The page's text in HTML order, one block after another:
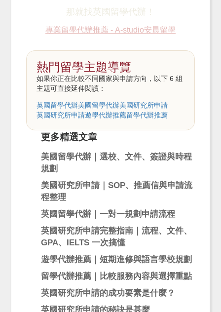
那就找 英國留學代辦 ！
專業留學代辦推薦 - A-studio安晨留學
熱門留學主題導覽
如果你正在比較不同國家與申請方向，以下 6 組
主題可直接延伸閱讀：
英國留學代辦美國留學代辦美國研究所申請
英國研究所申請遊學代辦推薦留學代辦推薦
更多精選文章
美國留學代辦｜選校、文件、簽證與時程
規劃
美國研究所申請｜SOP、推薦信與申請流
程整理
英國留學代辦｜一對一規劃申請流程
英國研究所申請完整指南｜流程、文件、
GPA、IELTS 一次搞懂
遊學代辦推薦｜短期進修與語言學校規劃
留學代辦推薦｜比較服務內容與選擇重點
英國研究所申請的成功要素是什麼？
英國研究所申請的秘訣是甚麼